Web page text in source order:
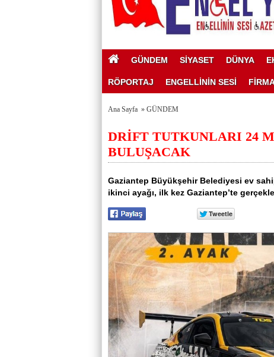
GÜNDEM SİYASET DÜNYA
RÖPORTAJ ENGELLİNİN SESİ
Ana Sayfa » GÜNDEM
DRİFT TUTKUNLARI 24
BULUŞACAK
Gaziantep Büyükşehir Belediyesi ev
ikinci ayağı, ilk kez Gaziantep’te